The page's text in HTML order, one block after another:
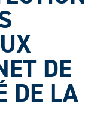
DE
DE LA